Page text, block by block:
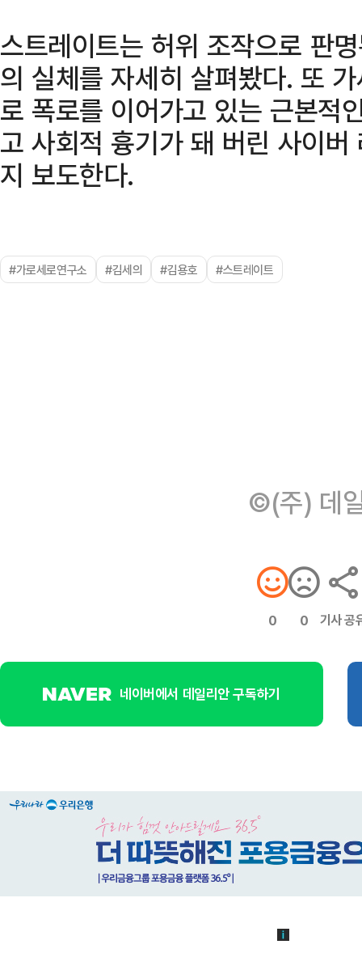
스트레이트는 허위 조작으로 판
의 실체를 자세히 살펴봤다. 또
로 폭로를 이어가고 있는 근본적
고 사회적 흉기가 돼 버린 사이
지 보도한다.
#가로세로연구소 #김세의 #김용호 #스트레이트
©(주) 데
0 0 기사 공
네이버에서 데일리안 구독하기